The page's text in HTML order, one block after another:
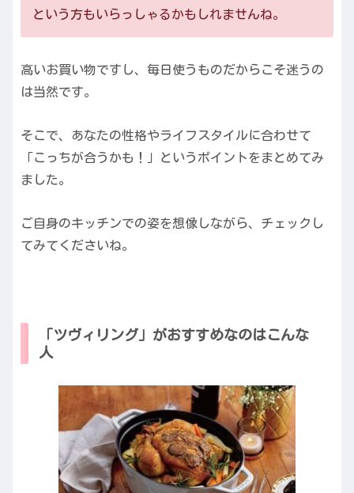
という方もいらっしゃるかもしれませんね。
高いお買い物ですし、毎日使うものだからこそ迷うの
は当然です。
そこで、あなたの性格やライフスタイルに合わせて
「こっちが合うかも！」というポイントをまとめてみ
ました。
ご自身のキッチンでの姿を想像しながら、チェックし
てみてくださいね。
「ツヴィリング」がおすすめなのはこんな
人